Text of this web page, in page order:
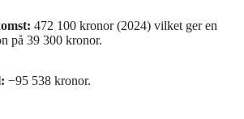
472 100 kronor (2024) vilket ger en
på 39 300 kronor.
−95 538 kronor.